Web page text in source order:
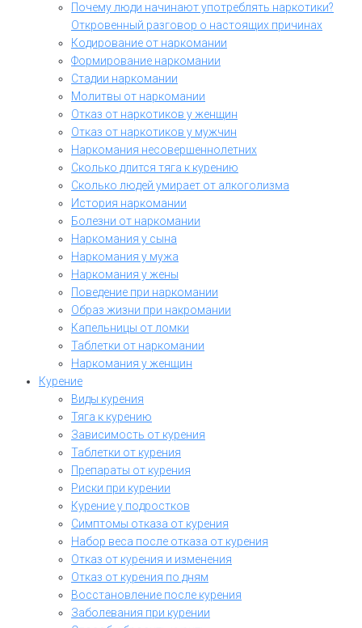
Почему люди начинают употреблять наркотики?
Откровенный разговор о настоящих причинах
Кодирование от наркомании
Формирование наркомании
Стадии наркомании
Молитвы от наркомании
Отказ от наркотиков у женщин
Отказ от наркотиков у мужчин
Наркомания несовершеннолетних
Сколько длится тяга к курению
Сколько людей умирает от алкоголизма
История наркомании
Болезни от наркомании
Наркомания у сына
Наркомания у мужа
Наркомания у жены
Поведение при наркомании
Образ жизни при накромании
Капельницы от ломки
Таблетки от наркомании
Наркомания у женщин
Курение
Виды курения
Тяга к курению
Зависимость от курения
Таблетки от курения
Препараты от курения
Риски при курении
Курение у подростков
Симптомы отказа от курения
Набор веса после отказа от курения
Отказ от курения и изменения
Отказ от курения по дням
Восстановление после курения
Заболевания при курении